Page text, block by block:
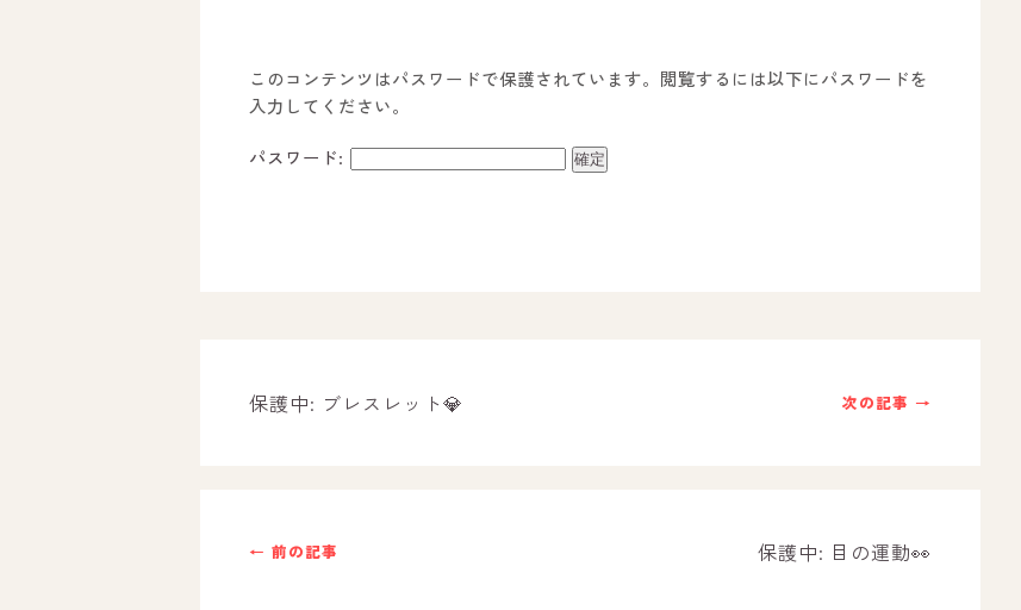
活動内容
このコンテンツはパスワードで保護されています。閲覧するには以下にパスワードを
入力してください。
パスワード:
次の記事 →
保護中: ブレスレット💎
← 前の記事 保護中: 目の運動👀